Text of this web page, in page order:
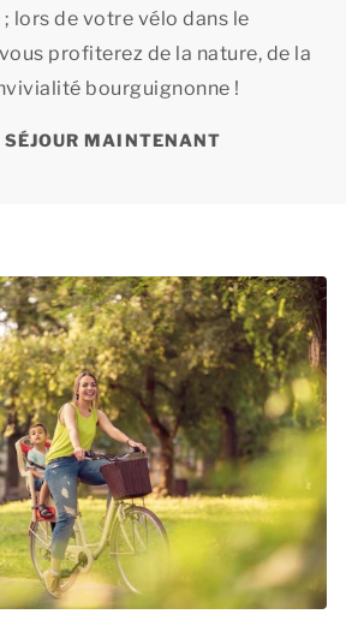
lors de votre vélo dans le
profiterez de la nature, de la
bourguignonne !
SÉJOUR MAINTENANT